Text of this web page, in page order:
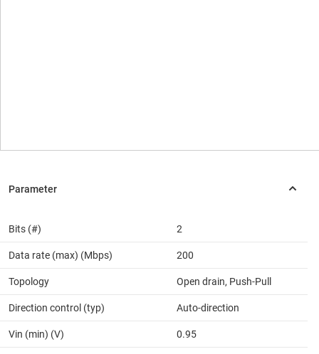
Bits (#) 2
Data rate (max) (Mbps) 200
Topology Open drain, Push-Pull
Direction control (typ) Auto-direction
Vin (min) (V) 0.95